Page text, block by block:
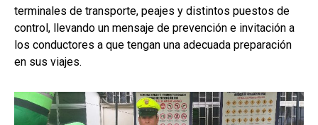
terminales de transporte, peajes y distintos puestos de
control, llevando un mensaje de prevención e invitación a
los conductores a que tengan una adecuada preparación
en sus viajes.